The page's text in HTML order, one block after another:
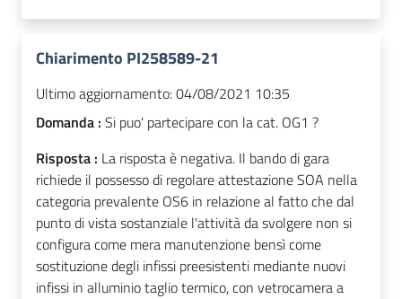
Chiarimento PI258589-21
Ultimo aggiornamento:04/08/2021 10:35
Domanda : Si puo' partecipare con la cat. OG1 ?
Risposta : La risposta è negativa. Il bando di gara
richiede il possesso di regolare attestazione SOA nella
categoria prevalente OS6 in relazione al fatto che dal
punto di vista sostanziale l'attività da svolgere non si
configura come mera manutenzione bensì come
sostituzione degli infissi preesistenti mediante nuovi
infissi in alluminio taglio termico, con vetrocamera a